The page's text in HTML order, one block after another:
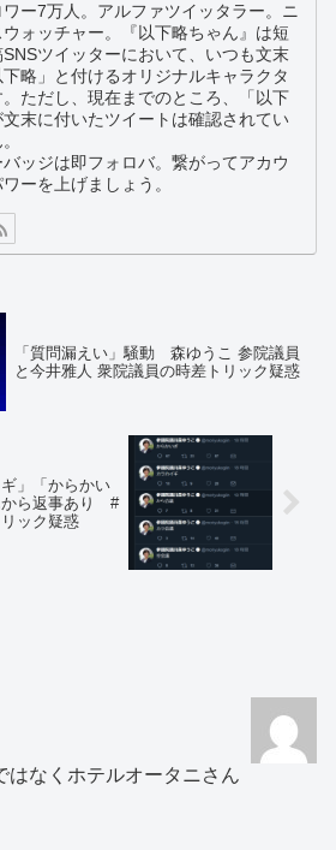
ワー7万人。アルファツイッタラー。ニ
ウォッチャー。『以下略ちゃん』は短
ツイッターにおいて、いつも文末
下略」と付けるオリジナルキャラクタ
。ただし、現在までのところ、「以下
末に付いたツイートは確認されてい
バッジは即フォロバ。繋がってアカウ
ーを上げましょう。
「質問漏えい」騒動 森ゆうこ 参院議員
と今井雅人 衆院議員の時差トリック疑惑
」「からかい
から返事あり #
ック疑惑
はなくホテルオータニさん